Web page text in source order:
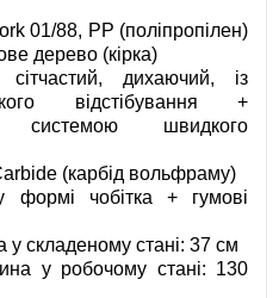
01/88, PP (поліпропілен)
дерево (кірка)
сітчастий, дихаючий, із
відстібування +
системою швидкого
(карбід вольфраму)
формі чобітка + гумові
у складеному стані: 37 см
у робочому стані: 130